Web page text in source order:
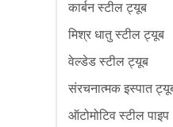
कार्बन स्टील ट्यूब
मिश्र धातु स्टील ट्यूब
वेल्डेड स्टील ट्यूब
संरचनात्मक इस्पात
ऑटोमोटिव स्टील पाइप